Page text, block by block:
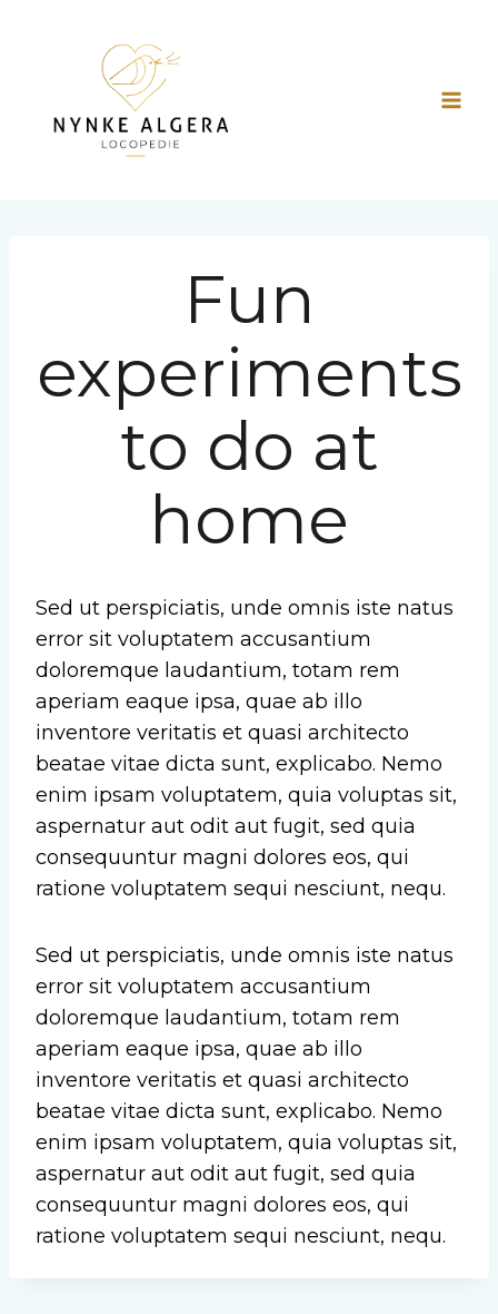
Fun
experiments
to do at
home
Sed ut perspiciatis, unde omnis iste natus
error sit voluptatem accusantium
doloremque laudantium, totam rem
aperiam eaque ipsa, quae ab illo
inventore veritatis et quasi architecto
beatae vitae dicta sunt, explicabo. Nemo
enim ipsam voluptatem, quia voluptas sit,
aspernatur aut odit aut fugit, sed quia
consequuntur magni dolores eos, qui
ratione voluptatem sequi nesciunt, nequ.
Sed ut perspiciatis, unde omnis iste natus
error sit voluptatem accusantium
doloremque laudantium, totam rem
aperiam eaque ipsa, quae ab illo
inventore veritatis et quasi architecto
beatae vitae dicta sunt, explicabo. Nemo
enim ipsam voluptatem, quia voluptas sit,
aspernatur aut odit aut fugit, sed quia
consequuntur magni dolores eos, qui
ratione voluptatem sequi nesciunt, nequ.